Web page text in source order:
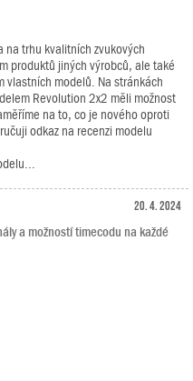
na trhu kvalitních zvukových
produktů jiných výrobců, ale také
vlastních modelů. Na stránkách
Revolution 2x2 měli možnost
na to, co je nového oproti
odkaz na recenzi modelu
20. 4. 2024
a možností timecodu na každé